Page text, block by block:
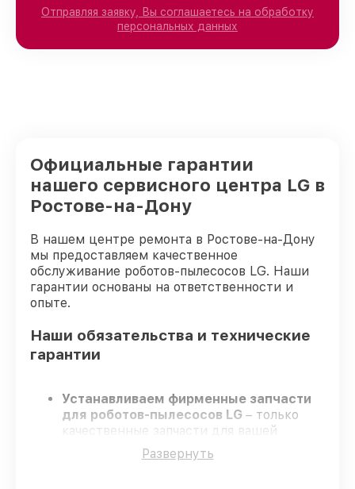
Отправляя заявку, Вы соглашаетесь на обработку
персональных данных
Официальные гарантии
нашего сервисного центра LG в
Ростове-на-Дону
В нашем центре ремонта в Ростове-на-Дону
мы предоставляем качественное
обслуживание роботов-пылесосов LG. Наши
гарантии основаны на ответственности и
опыте.
Наши обязательства и технические
гарантии
Устанавливаем фирменные запчасти
для роботов-пылесосов LG – только
качественные запчасти для вашей
Опытные мастера– проходят строгий
Развернуть